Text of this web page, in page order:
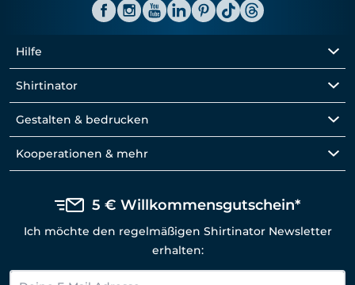
Hilfe
Shirtinator
Gestalten & bedrucken
Kooperationen & mehr
5 € Willkommensgutschein*
Ich möchte den regelmäßigen Shirtinator Newsletter
erhalten: